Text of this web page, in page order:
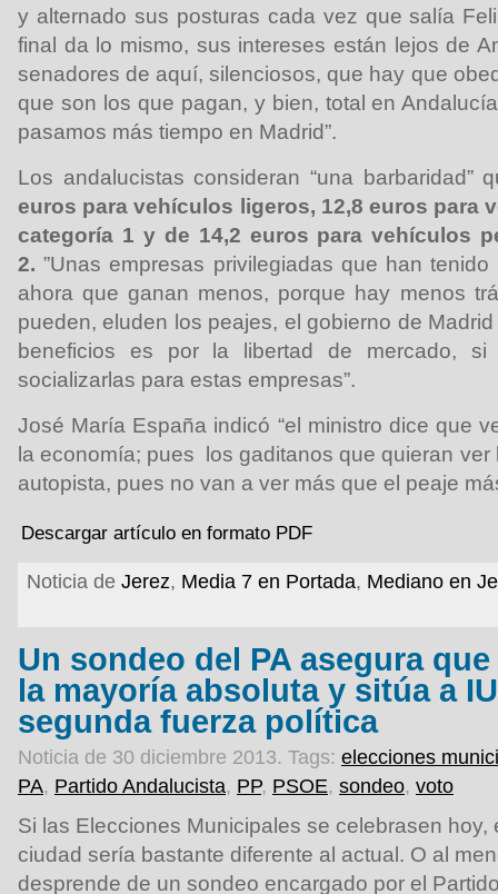
y alternado sus posturas cada vez que salía
final da lo mismo, sus intereses están lejos de
senadores de aquí, silenciosos, que hay que
que son los que pagan, y bien, total en
pasamos más tiempo en Madrid”.
Los andalucistas consideran “una
euros para vehículos ligeros, 12,8 euros para
categoría 1 y de 14,2 euros para vehículos
2. ”Unas empresas privilegiadas que han
ahora que ganan menos, porque hay menos
pueden, eluden los peajes, el gobierno de
beneficios es por la libertad de mercado,
socializarlas para estas empresas”.
José María España indicó “el ministro dice que
la economía; pues los gaditanos que quieran
autopista, pues no van a ver más que el peaje
Descargar artículo en formato PDF
Noticia de Jerez, Media 7 en Portada, Mediano en
Un sondeo del PA asegura
la mayoría absoluta y sitúa a
segunda fuerza política
Noticia de 30 diciembre 2013. Tags: elecciones
PA, Partido Andalucista, PP, PSOE, sondeo, voto
Si las Elecciones Municipales se celebrasen hoy,
ciudad sería bastante diferente al actual. O al
desprende de un sondeo encargado por el